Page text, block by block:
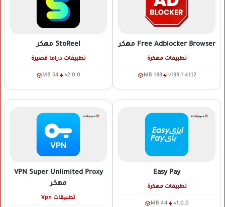
Free Adblocker Browser مهكر
تطبيقات مهكرة
v139.1.4112
188 MB
StoReel مهكر
تطبيقات دراما قصيرة
v2.0.0
54 MB
Easy Pay
تطبيقات مهكرة
v1.0.0
44 MB
VPN Super Unlimited Proxy
مهكر
تطبيقات Vpn